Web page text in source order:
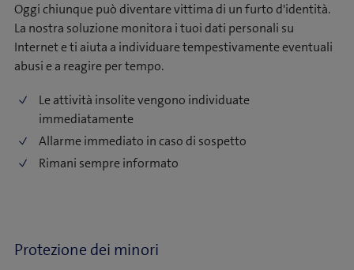
Oggi chiunque può diventare vittima di un furto d'identità.
La nostra soluzione monitora i tuoi dati personali su
Internet e ti aiuta a individuare tempestivamente eventuali
abusi e a reagire per tempo.
Le attività insolite vengono individuate
immediatamente
Allarme immediato in caso di sospetto
Rimani sempre informato
Protezione dei minori